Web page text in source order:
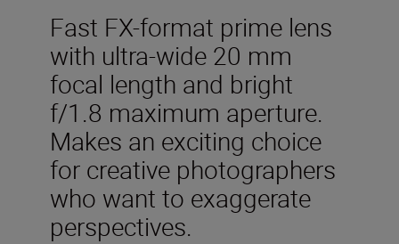
Fast FX-format prime lens
with ultra-wide 20 mm
focal length and bright
f/1.8 maximum aperture.
Makes an exciting choice
for creative photographers
who want to exaggerate
perspectives.